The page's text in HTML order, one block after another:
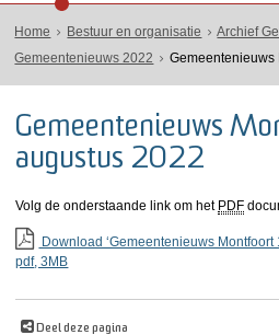
Home Bestuur en organisatie Archief
Gemeentenieuws 2022
Gemeentenieuws
Gemeentenieuws
augustus 2022
Volg de onderstaande link om het PDF
Download ‘Gemeentenieuws Montfoort
pdf, 3MB
Deel deze pagina